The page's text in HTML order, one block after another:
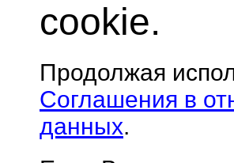
cookie.
Продолжая
Соглашения в
данных.